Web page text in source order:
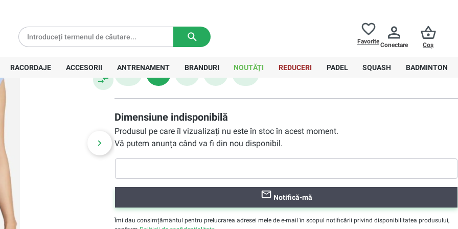
FavoriteConectare Coș
RACORDAJE ACCESORII ANTRENAMENT BRANDURI NOUTĂȚI REDUCERI PADEL SQUASH BADMINTON
Preț recomandat:261,00 Lei
XS S M L XL
Dimensiune indisponibilă
Produsul pe care îl vizualizați nu este în stoc în acest moment.
Vă putem anunța când va fi din nou disponibil.
Notifică-mă
Îmi dau consimțământul pentru prelucrarea adresei mele de e-mail în scopul notificării privind disponibilitatea produsului,